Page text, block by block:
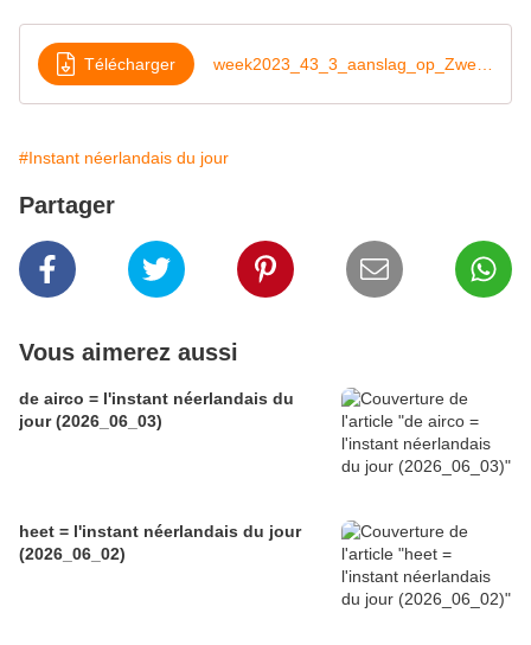
Télécharger
#Instant néerlandais du jour
Partager
Vous aimerez aussi
de airco = l'instant néerlandais du
jour (2026_06_03)
heet = l'instant néerlandais du jour
(2026_06_02)